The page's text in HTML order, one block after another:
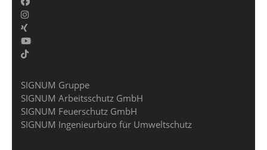
SIGNUM Gruppe
SIGNUM Arbeitsschutz GmbH
SIGNUM Feuerschutz GmbH
SIGNUM Ingenieurbüro für Umweltschutz